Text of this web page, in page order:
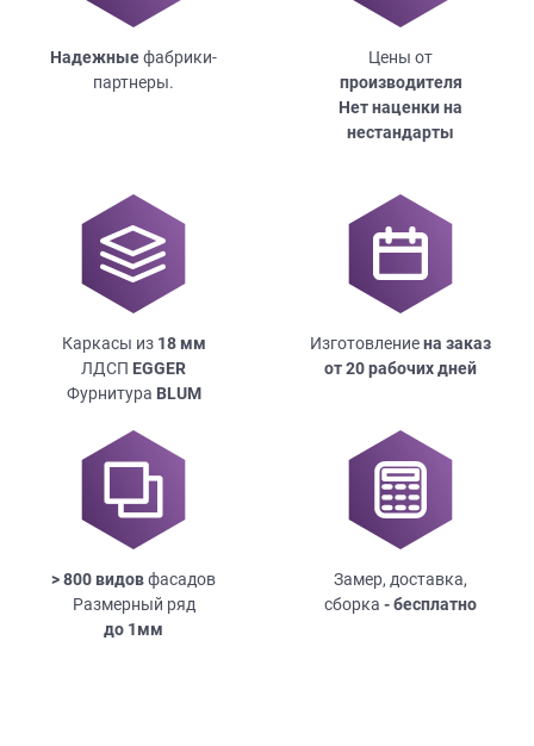
Надежныефабрики-
партнеры.
Цены от
производителя
Нет наценки на
нестандарты
Каркасы из 18мм
ЛДСП EGGER
Фурнитура BLUM
Изготовлениена заказ
от 20 рабочих дней
> 800 видовфасадов
Размерный ряд
до 1мм
Замер, доставка,
сборка - бесплатно